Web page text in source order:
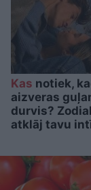
Kas notiek,
aizveras
durvis?
atklāj tavu